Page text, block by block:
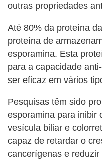
outras propriedades
Até 80% da proteína
proteína de
esporamina. Esta
para a capacidade
ser eficaz em vários
Pesquisas têm sido
esporamina para inibir
vesícula biliar e
capaz de retardar o
cancerígenas e